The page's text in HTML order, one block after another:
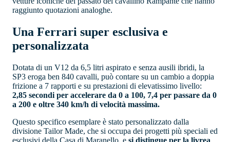
raggiunto quotazioni analoghe.
Una Ferrari super esclusiva e
personalizzata
Dotata di un V12 da 6,5 litri aspirato e senza ausili ibridi, la
SP3 eroga ben 840 cavalli, può contare su un cambio a doppia
frizione a 7 rapporti e su prestazioni di elevatissimo livello:
2,85 secondi per accelerare da 0 a 100, 7,4 per passare da 0
a 200 e oltre 340 km/h di velocità massima.
Questo specifico esemplare è stato personalizzato dalla
divisione Tailor Made, che si occupa dei progetti più speciali ed
esclusivi della Casa di Maranello, e si distingue per la livrea